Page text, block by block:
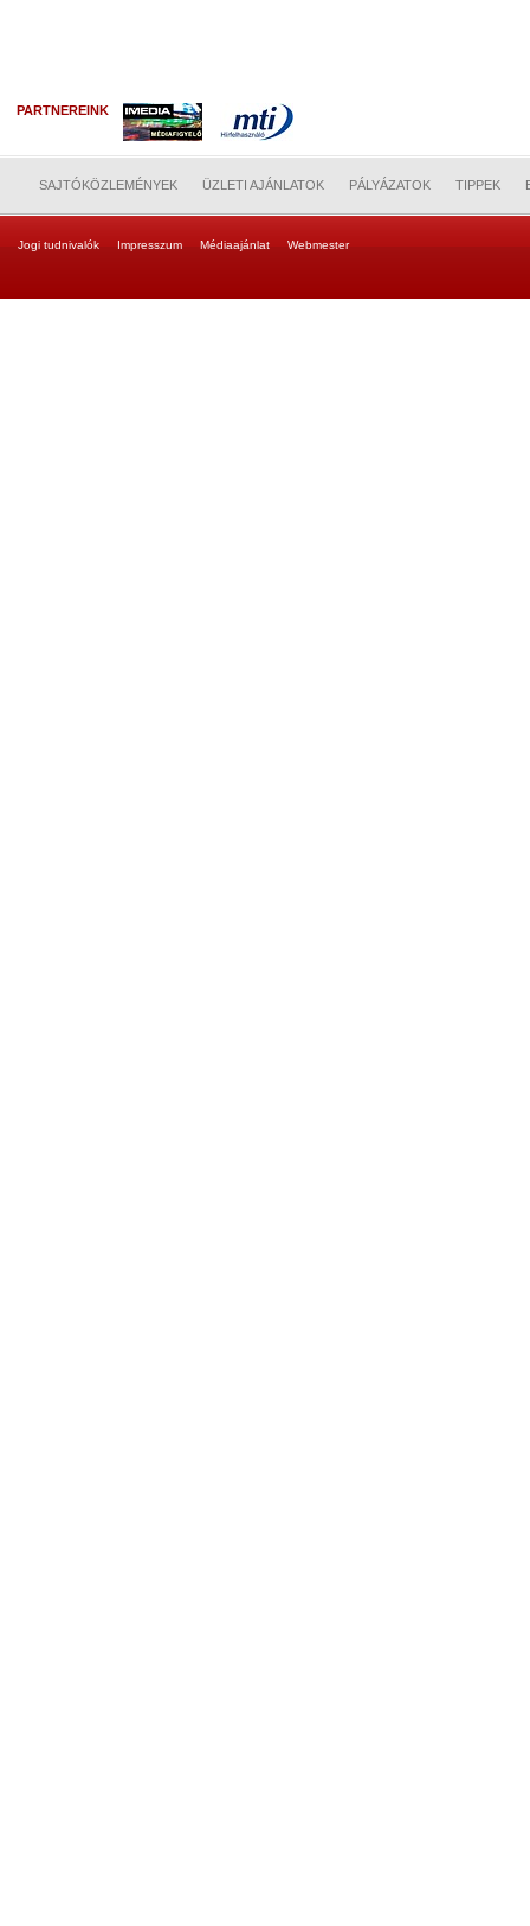
PARTNEREINK
SAJTÓKÖZLEMÉNYEK ÜZLETI AJÁNLATOK PÁLYÁZATOK TIPPEK
Jogi tudnivalók Impresszum Médiaajánlat Webmester